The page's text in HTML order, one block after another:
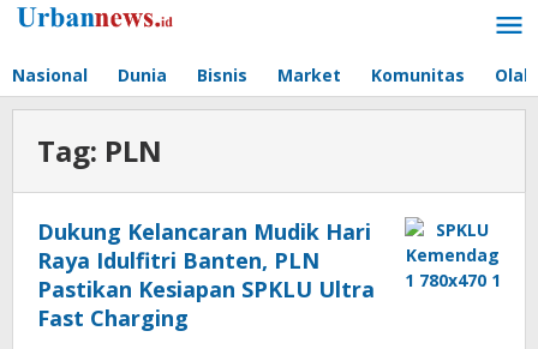
Lewati
konten
Nasional Dunia Bisnis Market Komunitas
Tag: PLN
Dukung Kelancaran Mudik Hari
Raya Idulfitri Banten, PLN
Pastikan Kesiapan SPKLU Ultra
Fast Charging